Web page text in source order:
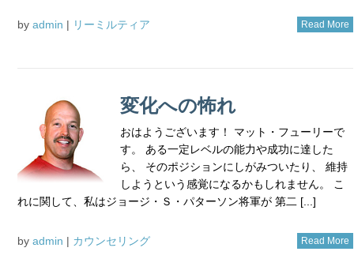
by admin | リーミルティア Read More
変化への怖れ
おはようございます！ マット・フューリーで
す。 ある一定レベルの能力や成功に達した
ら、 そのポジションにしがみついたり、 維持
しようという感覚になるかもしれません。 こ
れに関して、私はジョージ・Ｓ・パターソン将軍が 第二 [...]
by admin | カウンセリング Read More